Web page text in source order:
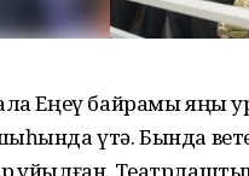
Еңеү байрамы яңы
үтә. Бында